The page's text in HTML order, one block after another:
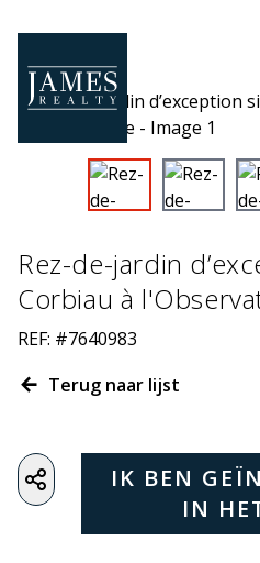
Rez-de-jardin
Corbiau à
REF: #7640983
Terug naar lijst
IK BEN
IN